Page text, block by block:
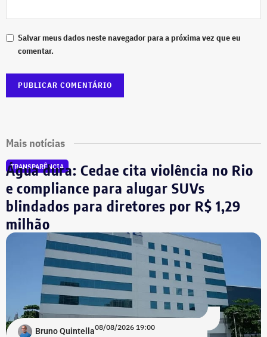
Salvar meus dados neste navegador para a próxima vez que eu
comentar.
Mais notícias
TRANSPARÊNCIA
Água dura: Cedae cita violência no Rio
e compliance para alugar SUVs
blindados para diretores por R$ 1,29
milhão
Bruno Quintella08/08/2026 19:00